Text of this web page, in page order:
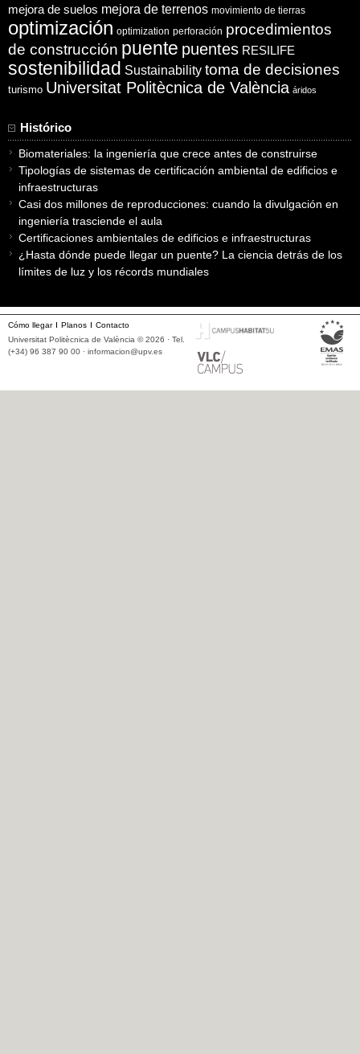
mejora de suelos mejora de terrenos movimiento de tierras
optimización optimization perforación procedimientos
de construcción puente puentes RESILIFE
sostenibilidad Sustainability toma de decisiones
turismo Universitat Politècnica de València áridos
Histórico
Biomateriales: la ingeniería que crece antes de construirse
Tipologías de sistemas de certificación ambiental de edificios e
infraestructuras
Casi dos millones de reproducciones: cuando la divulgación en
ingeniería trasciende el aula
Certificaciones ambientales de edificios e infraestructuras
¿Hasta dónde puede llegar un puente? La ciencia detrás de los
límites de luz y los récords mundiales
Cómo llegar Planos
Contacto
Universitat Politècnica de València © 2026 · Tel.
(+34) 96 387 90 00 · informacion@upv.es